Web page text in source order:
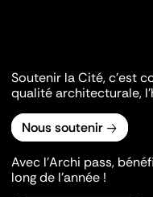
Soutenir la Cité, c'est
qualité architecturale,
Nous soutenir
Avec l’Archi pass,
long de l’année !